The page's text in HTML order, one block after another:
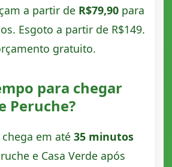
a partir de R$79,90para
Esgoto a partir de R$149.
gratuito.
para chegar
Peruche?
em até 35 minutos
e Casa Verde após